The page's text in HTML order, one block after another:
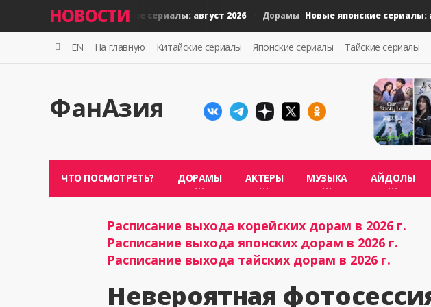
НОВОСТИ
Новые тайские сериалы: август 2026 Дорамы Новые японские сериалы:
EN На главную Китайские сериалы Японские сериалы Тайские сериалы
ФанАзия
ЧТО ПОСМОТРЕТЬ? ДОРАМЫ АКТЕРЫ МУЗЫКА АЙДОЛЫ
Расписание выхода корейских дорам в 2026 г.
Расписание выхода японских дорам в 2026 г.
Расписание выхода тайских дорам в 2026 г.
Невероятная